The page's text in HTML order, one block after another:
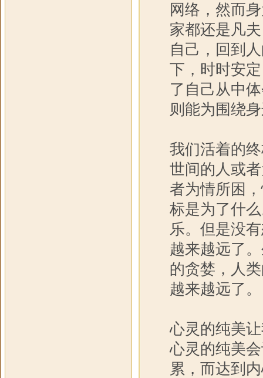
网络，然而
家都还是凡
自己，回到
下，时时安
了自己从中
则能为围绕
我们活着的
世间的人或
者为情所困
标是为了什
乐。但是没
越来越远了
的贪婪，人
越来越远了。
心灵的纯美
心灵的纯美
累，而达到